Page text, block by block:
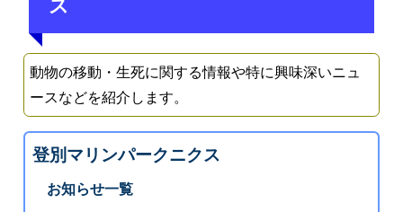
ス
動物の移動・生死に関する情報や特に興味深いニュ
ースなどを紹介します。
登別マリンパークニクス
お知らせ一覧